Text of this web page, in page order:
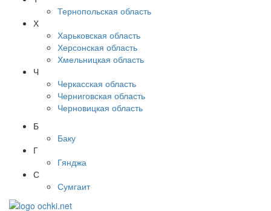
Тернопольская область
Х
Харьковская область
Херсонская область
Хмельницкая область
Ч
Черкасская область
Черниговская область
Черновицкая область
Б
Баку
Г
Гянджа
С
Сумгаит